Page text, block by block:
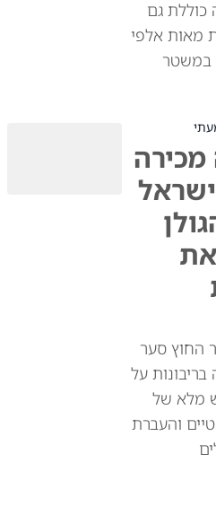
גם
מאות אלפי
במשטר
מכירה
ישראל
החוץ סער
על
מלא של
והעברת